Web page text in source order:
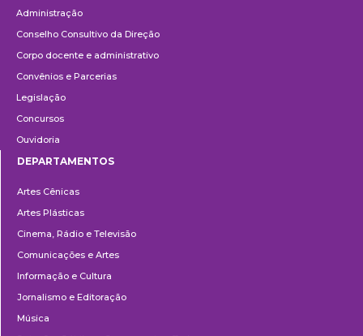
Administração
Conselho Consultivo da Direção
Corpo docente e administrativo
Convênios e Parcerias
Legislação
Concursos
Ouvidoria
DEPARTAMENTOS
Artes Cênicas
Artes Plásticas
Cinema, Rádio e Televisão
Comunicações e Artes
Informação e Cultura
Jornalismo e Editoração
Música